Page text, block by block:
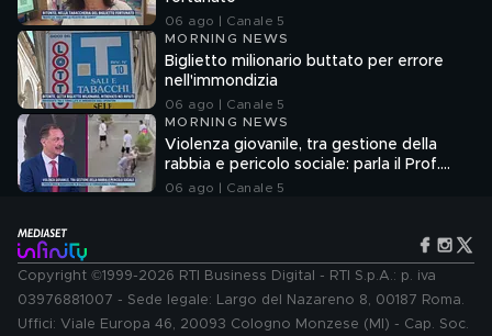
06 ago | Canale 5
MORNING NEWS
Biglietto milionario buttato per errore
nell'immondizia
06 ago | Canale 5
MORNING NEWS
Violenza giovanile, tra gestione della
rabbia e pericolo sociale: parla il Prof.
Pierpaolo Limone
06 ago | Canale 5
Copyright ©1999-2026 RTI Business Digital - RTI S.p.A.: p. iva
03976881007 - Sede legale: Largo del Nazareno 8, 00187 Roma.
Uffici: Viale Europa 46, 20093 Cologno Monzese (MI) - Cap. Soc.